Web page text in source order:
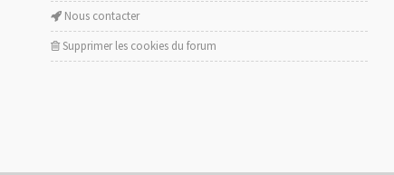
Nous contacter
Supprimer les cookies du forum